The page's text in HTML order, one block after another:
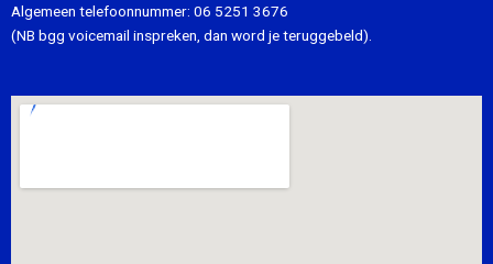
Algemeen telefoonnummer: 06 5251 3676
(NB bgg voicemail inspreken, dan word je teruggebeld).